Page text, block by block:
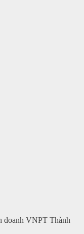
doanh VNPT Thành